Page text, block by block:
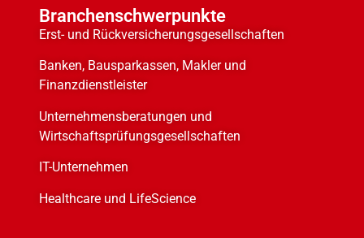
Branchenschwerpunkte
Erst- und Rückversicherungsgesellschaften
Banken, Bausparkassen, Makler und
Finanzdienstleister
Unternehmensberatungen und
Wirtschaftsprüfungsgesellschaften
IT-Unternehmen
Healthcare und LifeScience